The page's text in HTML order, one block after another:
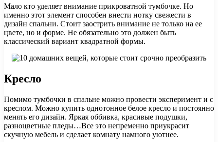
Мало кто уделяет внимание прикроватной тумбочке. Но
именно этот элемент способен внести нотку свежести в
дизайн спальни. Стоит заострить внимание не только на ее
цвете, но и форме. Не обязательно это должен быть
классический вариант квадратной формы.
Кресло
Помимо тумбочки в спальне можно провести эксперимент и с
креслом. Можно купить однотонное белое кресло и постоянно
менять его дизайн. Яркая оббивка, красивые подушки,
разноцветные пледы…Все это непременно приукрасит
скучную мебель и сделает комнату намного уютнее.